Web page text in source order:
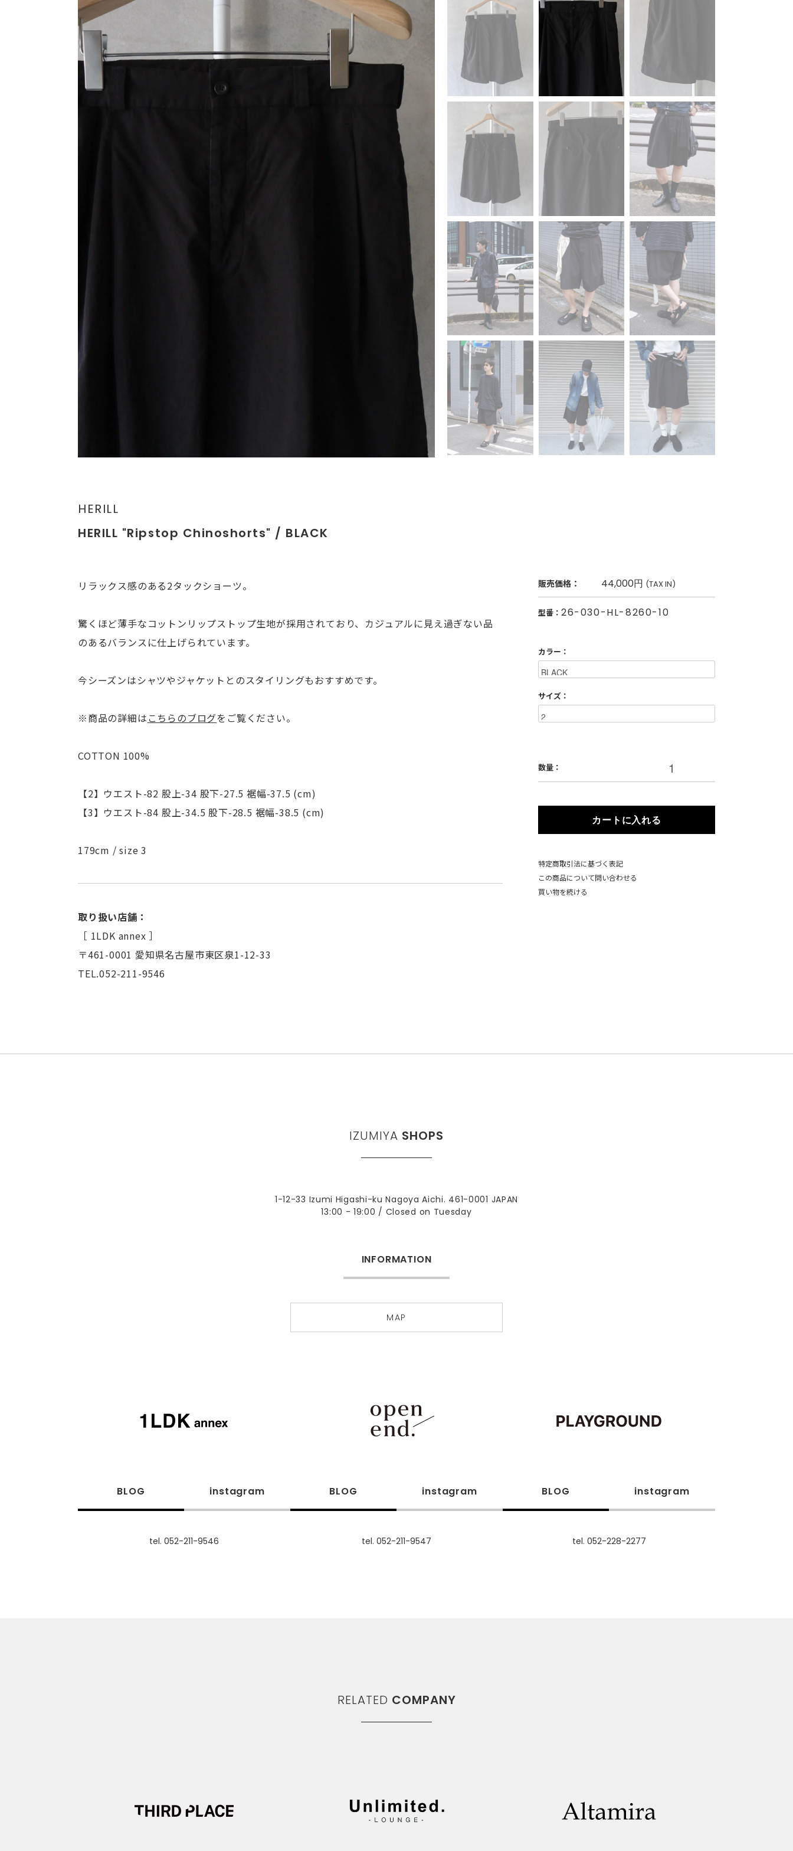
HERILL
is-ness
KANEMASA PHIL.
KAYLE
MARROW
MASTER & Co.
MY___
NIKI
OLD FOLK HOUSE
Olga Basha
ROA
UNIVERSAL PRODUCTS
Valentine
XOLO
SALE ITEMS (S/S) SALE ITEMS (A/W)
HERILL
HERILL "Ripstop Chinoshorts" / BLACK
リラックス感のある2タックショーツ。
驚くほど薄手なコットンリップストップ生地が採用されており、カジュアルに見え過ぎない品
のあるバランスに仕上げられています。
今シーズンはシャツやジャケットとのスタイリングもおすすめです。
※商品の詳細は こちらのブログをご覧ください。
COTTON 100%
【2】ウエスト-82 股上-34 股下-27.5 裾幅-37.5 (cm)
【3】ウエスト-84 股上-34.5 股下-28.5 裾幅-38.5 (cm)
179cm / size 3
取り扱い店舗：
［ 1LDK annex ］
〒461-0001 愛知県名古屋市東区泉1-12-33
TEL.052-211-9546
販売価格： 44,000円 (TAX IN)
型番： 26-030-HL-8260-10
カラー：
サイズ：
数量：
カートに入れる
特定商取引法に基づく表記
この商品について問い合わせる
買い物を続ける
IZUMIYA SHOPS
1-12-33 Izumi Higashi-ku Nagoya Aichi. 461-0001 JAPAN
13:00 - 19:00 / Closed on Tuesday
INFORMATION
MAP
BLOG instagram
tel. 052-211-9546
BLOG instagram
tel. 052-211-9547
BLOG instagram
tel. 052-228-2277
RELATED COMPANY